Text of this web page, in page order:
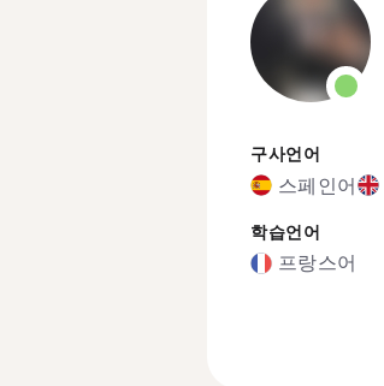
구사언어
스페인어
학습언어
프랑스어